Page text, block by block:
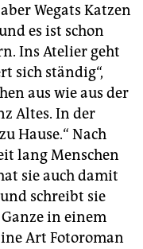
Wegats Katzen
es ist schon
Ins Atelier geht
sich ständig“,
aus wie aus der
Altes. In der
Hause.“ Nach
lang Menschen
sie auch damit
schreibt sie
in einem
Art Fotoroman